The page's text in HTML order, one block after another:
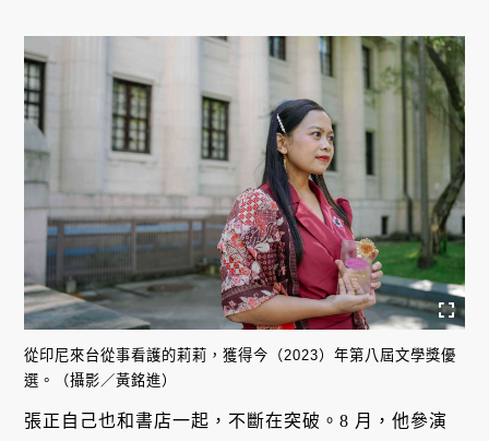
從印尼來台從事看護的莉莉，獲得今（2023）年第八屆文學獎優
選。（攝影／黃銘進）
張正自己也和書店一起，不斷在突破。8 月，他參演